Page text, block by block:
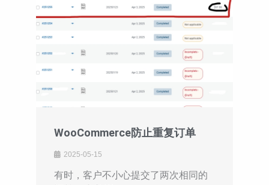
WooCommerce防止重复订单
2025-05-15
有时，客户不小心提交了两次相同的